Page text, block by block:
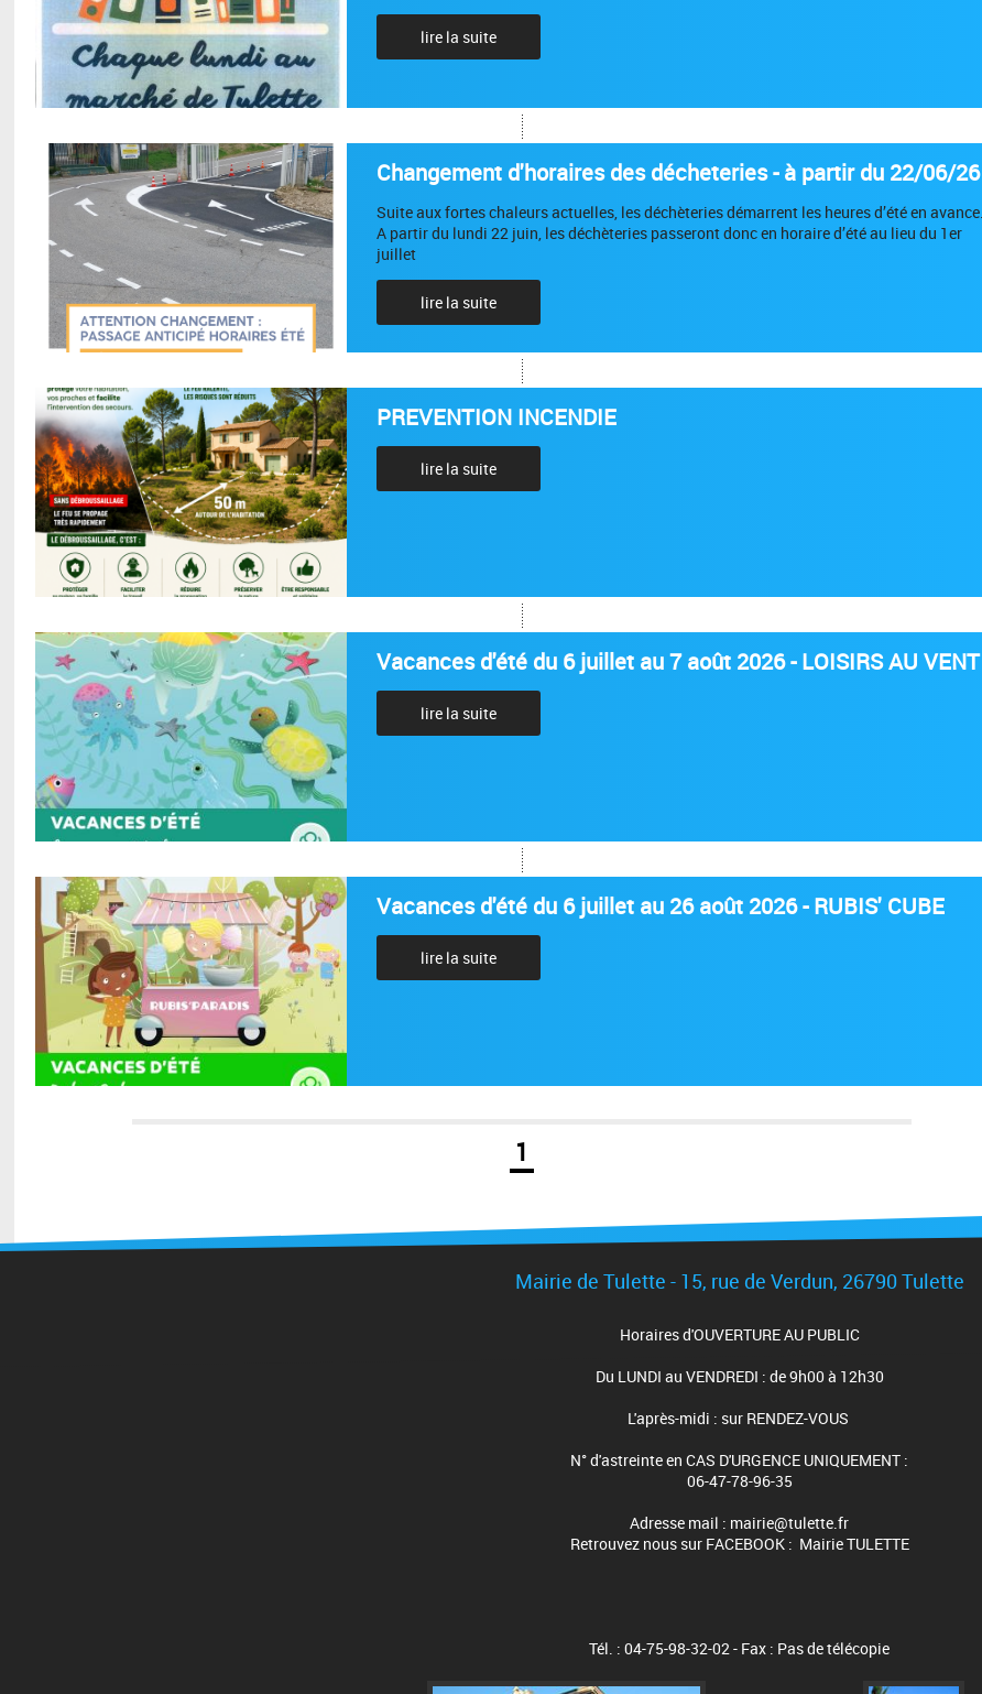
lire la suite
Changement d'horaires des décheteries - à partir du 22/06/26
Suite aux fortes chaleurs actuelles, les déchèteries démarrent les heures d’été en avance.
A partir du lundi 22 juin, les déchèteries passeront donc en horaire d’été au lieu du 1er
juillet
lire la suite
PREVENTION INCENDIE
lire la suite
Vacances d'été du 6 juillet au 7 août 2026 - LOISIRS AU VENT
lire la suite
Vacances d'été du 6 juillet au 26 août 2026 - RUBIS' CUBE
lire la suite
1
Mairie de Tulette - 15, rue de Verdun, 26790 Tulette
Horaires d'OUVERTURE AU PUBLIC
Du LUNDI au VENDREDI : de 9h00 à 12h30
L'après-midi : sur RENDEZ-VOUS
N° d'astreinte en CAS D'URGENCE UNIQUEMENT :
06-47-78-96-35
Adresse mail : mairie@tulette.fr
Retrouvez nous sur FACEBOOK : Mairie TULETTE
Tél. : 04-75-98-32-02 - Fax : Pas de télécopie